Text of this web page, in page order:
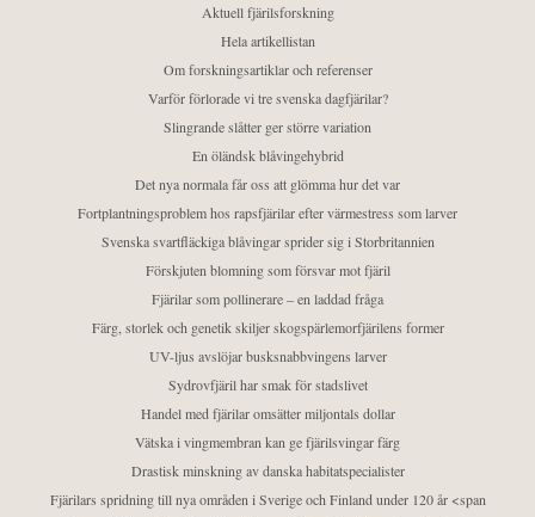
Aktuell fjärilsforskning
Hela artikellistan
Om forskningsartiklar och referenser
Varför förlorade vi tre svenska dagfjärilar?
Slingrande slåtter ger större variation
En öländsk blåvingehybrid
Det nya normala får oss att glömma hur det var
Fortplantningsproblem hos rapsfjärilar efter värmestress som larver
Svenska svartfläckiga blåvingar sprider sig i Storbritannien
Förskjuten blomning som försvar mot fjäril
Fjärilar som pollinerare – en laddad fråga
Färg, storlek och genetik skiljer skogspärlemorfjärilens former
UV-ljus avslöjar busksnabbvingens larver
Sydrovfjäril har smak för stadslivet
Handel med fjärilar omsätter miljontals dollar
Vätska i vingmembran kan ge fjärilsvingar färg
Drastisk minskning av danska habitatspecialister
Fjärilars spridning till nya områden i Sverige och Finland under 120 år <span